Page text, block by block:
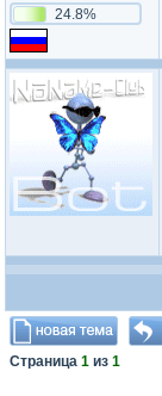
24.8%
Страница 1 из 1